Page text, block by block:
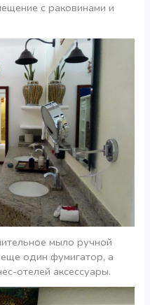
с раковинами и
мыло ручной
один фумигатор, а
отелей аксессуары.